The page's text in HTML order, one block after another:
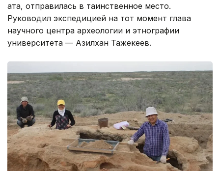
ата, отправилась в таинственное место.
Руководил экспедицией на тот момент глава
научного центра археологии и этнографии
университета — Азилхан Тажекеев.